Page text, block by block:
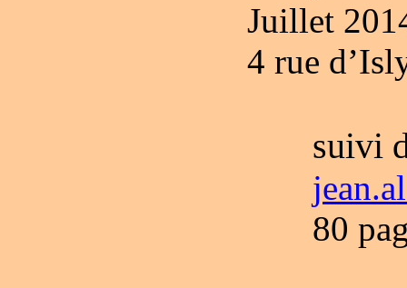
Juillet
4 rue
suivi
80